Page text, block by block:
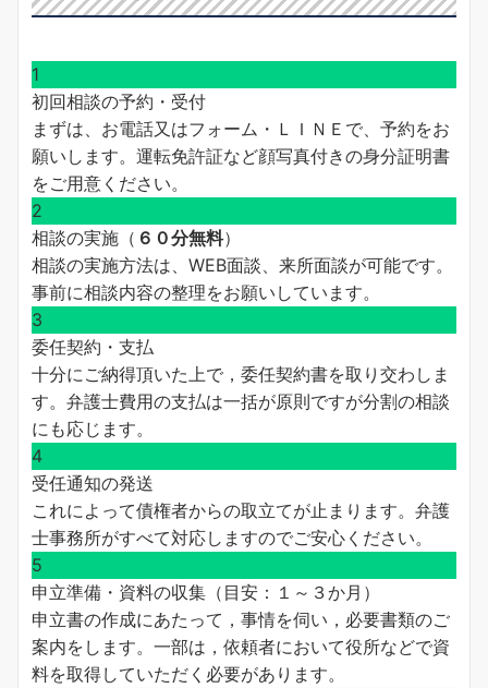
1
初回相談の予約・受付
まずは、お電話又はフォーム・ＬＩＮＥで、予約をお
願いします。運転免許証など顔写真付きの身分証明書
をご用意ください。
2
相談の実施（ ６０分無料）
相談の実施方法は、WEB面談、来所面談が可能です。
事前に相談内容の整理をお願いしています。
3
委任契約・支払
十分にご納得頂いた上で，委任契約書を取り交わしま
す。弁護士費用の支払は一括が原則ですが分割の相談
にも応じます。
4
受任通知の発送
これによって債権者からの取立てが止まります。弁護
士事務所がすべて対応しますのでご安心ください。
5
申立準備・資料の収集（目安：１～３か月）
申立書の作成にあたって，事情を伺い，必要書類のご
案内をします。一部は，依頼者において役所などで資
料を取得していただく必要があります。